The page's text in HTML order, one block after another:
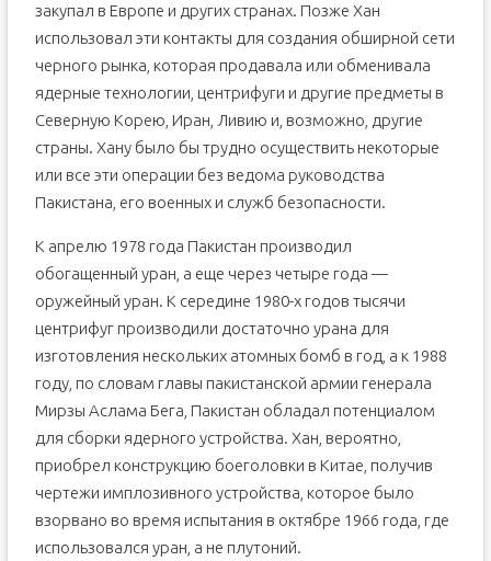
закупал в Европе и других странах. Позже Хан
использовал эти контакты для создания обширной сети
черного рынка, которая продавала или обменивала
ядерные технологии, центрифуги и другие предметы в
Северную Корею, Иран, Ливию и, возможно, другие
страны. Хану было бы трудно осуществить некоторые
или все эти операции без ведома руководства
Пакистана, его военных и служб безопасности.
К апрелю 1978 года Пакистан производил
обогащенный уран, а еще через четыре года —
оружейный уран. К середине 1980-х годов тысячи
центрифуг производили достаточно урана для
изготовления нескольких атомных бомб в год, а к 1988
году, по словам главы пакистанской армии генерала
Мирзы Аслама Бега, Пакистан обладал потенциалом
для сборки ядерного устройства. Хан, вероятно,
приобрел конструкцию боеголовки в Китае, получив
чертежи имплозивного устройства, которое было
взорвано во время испытания в октябре 1966 года, где
использовался уран, а не плутоний.